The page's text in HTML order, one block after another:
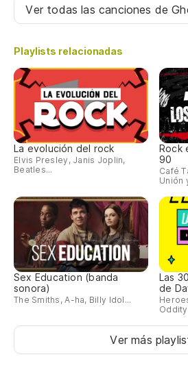
Ver todas las canciones de
Playlists relacionadas
La evolución del rock
Elvis Presley, Janis Joplin,
Beatles...
Rock
90
Café
Unión
Sex Education (banda
sonora)
The Smiths, A-ha, Billy Idol...
Las
de
Ver más